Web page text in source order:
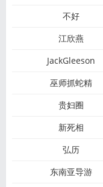
不好
江欣燕
JackGleeson
巫师抓蛇精
贵妇圈
新死相
弘历
东南亚导游